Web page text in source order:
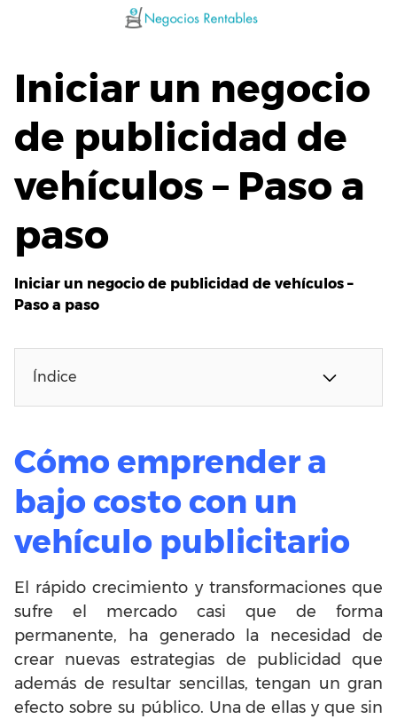
Iniciar un negocio
de publicidad de
vehículos – Paso a
paso
Iniciar un negocio de publicidad de vehículos –
Paso a paso
Índice
Cómo emprender a
bajo costo con un
vehículo publicitario
El rápido crecimiento y transformaciones que
sufre el mercado casi que de forma
permanente, ha generado la necesidad de
crear nuevas estrategias de publicidad que
además de resultar sencillas, tengan un gran
efecto sobre su público. Una de ellas y que sin